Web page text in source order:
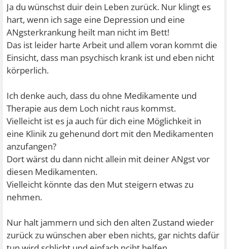
Ja du wünschst duir dein Leben zurück. Nur klingt es
hart, wenn ich sage eine Depression und eine
ANgsterkrankung heilt man nicht im Bett!
Das ist leider harte Arbeit und allem voran kommt die
Einsicht, dass man psychisch krank ist und eben nicht
körperlich.
Ich denke auch, dass du ohne Medikamente und
Therapie aus dem Loch nicht raus kommst.
Vielleicht ist es ja auch für dich eine Möglichkeit in
eine Klinik zu gehenund dort mit den Medikamenten
anzufangen?
Dort wärst du dann nicht allein mit deiner ANgst vor
diesen Medikamenten.
Vielleicht könnte das den Mut steigern etwas zu
nehmen.
Nur halt jammern und sich den alten Zustand wieder
zurück zu wünschen aber eben nichts, gar nichts dafür